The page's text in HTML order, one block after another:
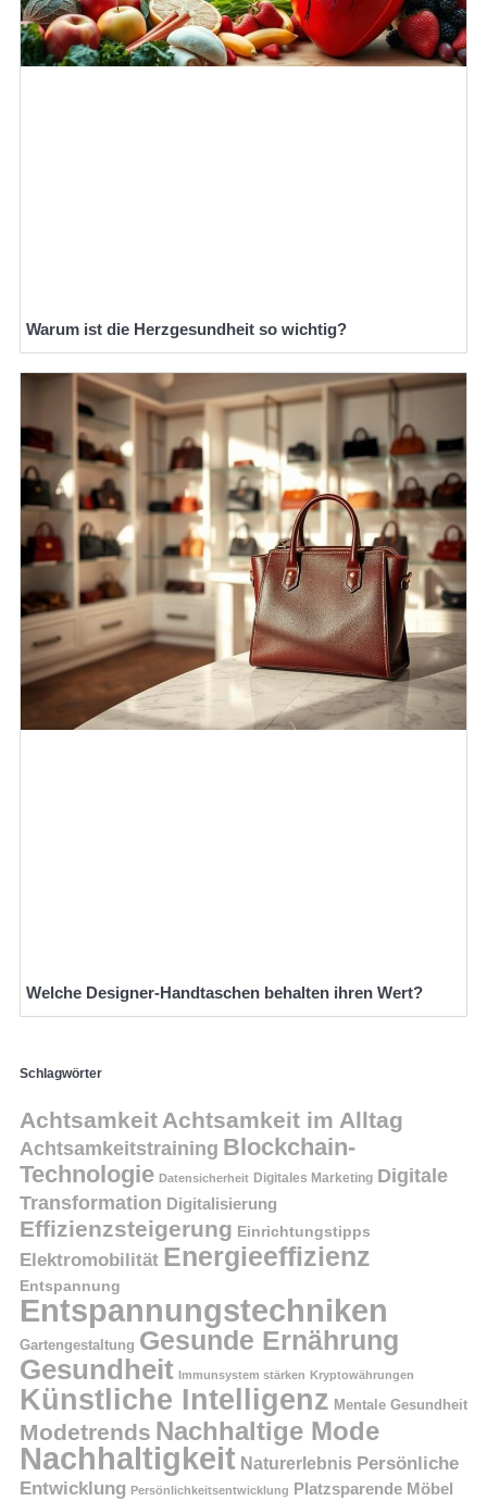
Warum ist die Herzgesundheit so wichtig?
Welche Designer-Handtaschen behalten ihren Wert?
Schlagwörter
AchtsamkeitAchtsamkeit im Alltag
Achtsamkeitstraining Blockchain-
Technologie Datensicherheit Digitales Marketing Digitale
Transformation Digitalisierung
Effizienzsteigerung Einrichtungstipps
Elektromobilität Energieeffizienz
Entspannung
Entspannungstechniken
Gartengestaltung Gesunde Ernährung
Gesundheit Immunsystem stärken Kryptowährungen
Künstliche Intelligenz Mentale Gesundheit
Modetrends Nachhaltige Mode
Nachhaltigkeit Naturerlebnis Persönliche
Entwicklung Persönlichkeitsentwicklung Platzsparende Möbel